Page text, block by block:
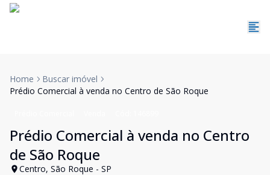
Home
Buscar imóvel
Prédio Comercial à venda no Centro de São Roque
Prédio Comercial à venda no Centro
de São Roque
Centro, São Roque - SP